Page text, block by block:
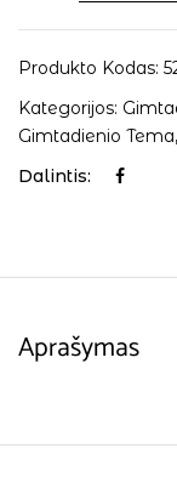
Produkto Kodas:
Kategorijos:
Gimtadienio Tema,
Dalintis:
Aprašymas